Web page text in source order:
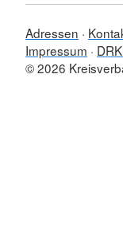
Adressen
Impressum
© 2026